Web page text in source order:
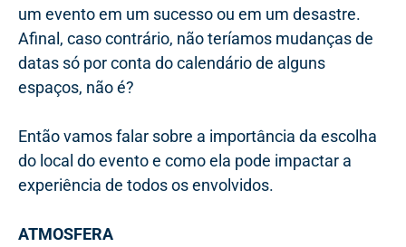
um evento em um sucesso ou em um desastre.
Afinal, caso contrário, não teríamos mudanças de
datas só por conta do calendário de alguns
espaços, não é?
Então vamos falar sobre a importância da escolha
do local do evento e como ela pode impactar a
experiência de todos os envolvidos.
ATMOSFERA